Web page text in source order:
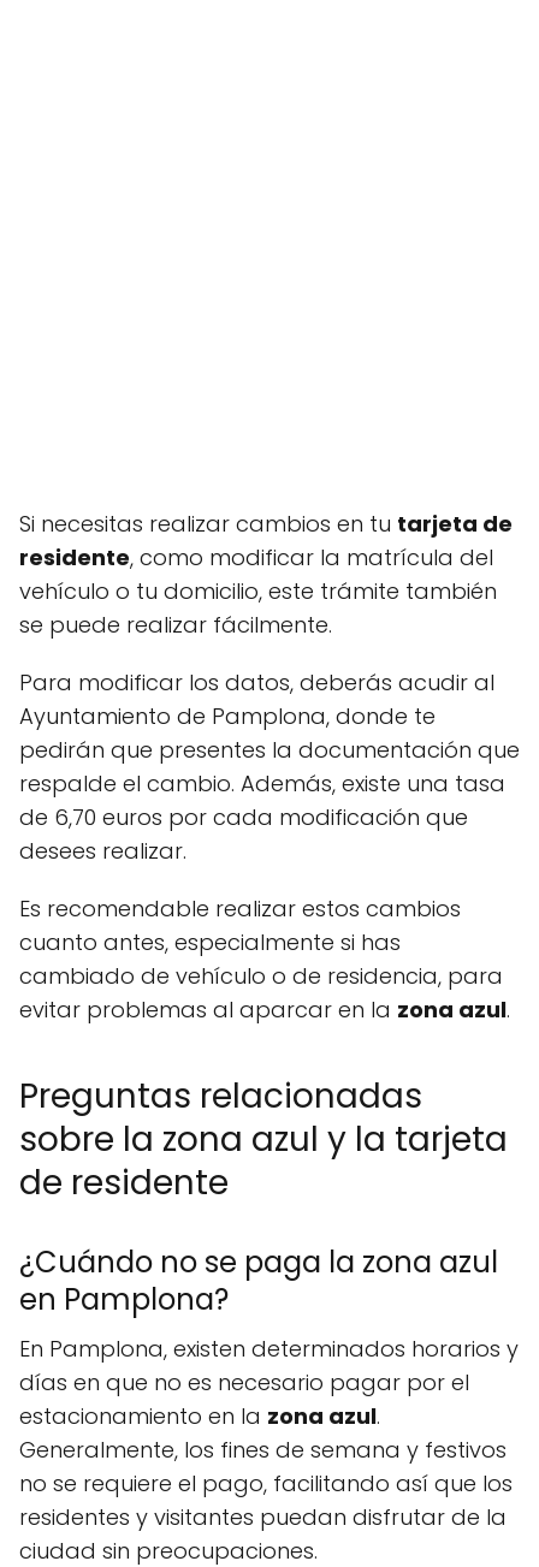
Si necesitas realizar cambios en tu tarjeta de
residente, como modificar la matrícula del
vehículo o tu domicilio, este trámite también
se puede realizar fácilmente.
Para modificar los datos, deberás acudir al
Ayuntamiento de Pamplona, donde te
pedirán que presentes la documentación que
respalde el cambio. Además, existe una tasa
de 6,70 euros por cada modificación que
desees realizar.
Es recomendable realizar estos cambios
cuanto antes, especialmente si has
cambiado de vehículo o de residencia, para
evitar problemas al aparcar en la zona azul.
Preguntas relacionadas
sobre la zona azul y la tarjeta
de residente
¿Cuándo no se paga la zona azul
en Pamplona?
En Pamplona, existen determinados horarios y
días en que no es necesario pagar por el
estacionamiento en la zona azul.
Generalmente, los fines de semana y festivos
no se requiere el pago, facilitando así que los
residentes y visitantes puedan disfrutar de la
ciudad sin preocupaciones.